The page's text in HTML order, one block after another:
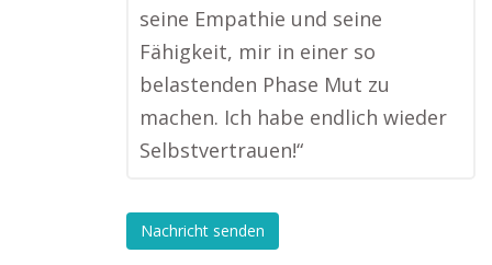
seine Empathie und seine
Fähigkeit, mir in einer so
belastenden Phase Mut zu
machen. Ich habe endlich wieder
Selbstvertrauen!“
Nachricht senden